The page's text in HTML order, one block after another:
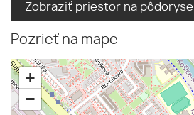
Zobraziť priestor na pôdoryse
Pozrieť na mape
+
−